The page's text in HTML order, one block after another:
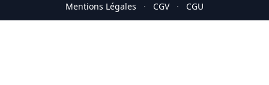
Mentions Légales · CGV · CGU